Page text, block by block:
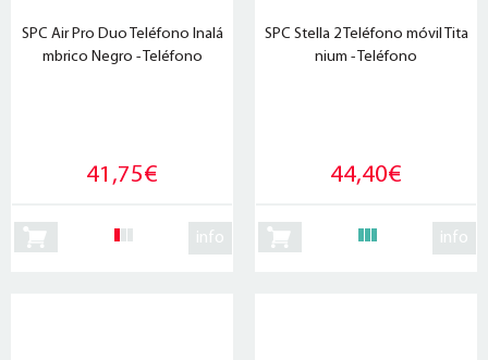
SPC Air Pro Duo Teléfono Inalá
mbrico Negro - Teléfono
41,75€
info
SPC Stella 2 Teléfono móvil Tita
nium - Teléfono
44,40€
info